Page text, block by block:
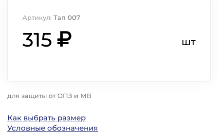
Артикул: Тап 007
315 шт
для защиты от ОПЗ и МВ
Как выбрать размер
Условные обозначения